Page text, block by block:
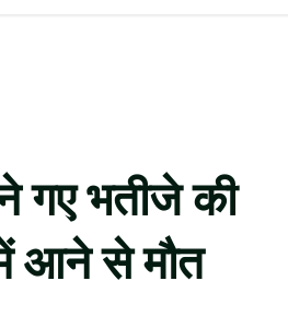
गए भतीजे की
आने से मौत